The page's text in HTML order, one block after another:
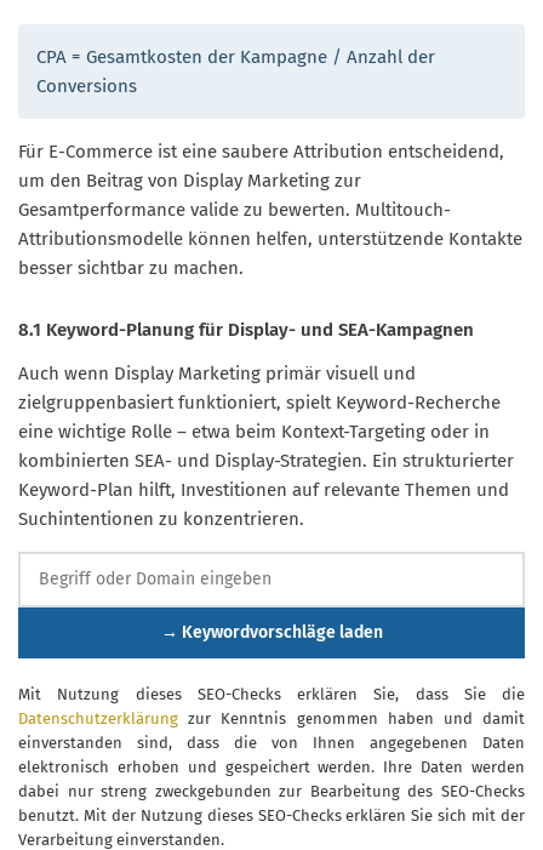
CPA = Gesamtkosten der Kampagne / Anzahl der
Conversions
Für E-Commerce ist eine saubere Attribution entscheidend,
um den Beitrag von Display Marketing zur
Gesamtperformance valide zu bewerten. Multitouch-
Attributionsmodelle können helfen, unterstützende Kontakte
besser sichtbar zu machen.
8.1 Keyword-Planung für Display- und SEA-Kampagnen
Auch wenn Display Marketing primär visuell und
zielgruppenbasiert funktioniert, spielt Keyword-Recherche
eine wichtige Rolle – etwa beim Kontext-Targeting oder in
kombinierten SEA- und Display-Strategien. Ein strukturierter
Keyword-Plan hilft, Investitionen auf relevante Themen und
Suchintentionen zu konzentrieren.
→ Keywordvorschläge laden
Mit Nutzung dieses SEO-Checks erklären Sie, dass Sie die
Datenschutzerklärung zur Kenntnis genommen haben und damit
einverstanden sind, dass die von Ihnen angegebenen Daten
elektronisch erhoben und gespeichert werden. Ihre Daten werden
dabei nur streng zweckgebunden zur Bearbeitung des SEO-Checks
benutzt. Mit der Nutzung dieses SEO-Checks erklären Sie sich mit der
Verarbeitung einverstanden.